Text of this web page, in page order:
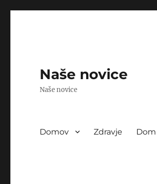
Naše novice
Naše novice
Domov Zdravje Dom